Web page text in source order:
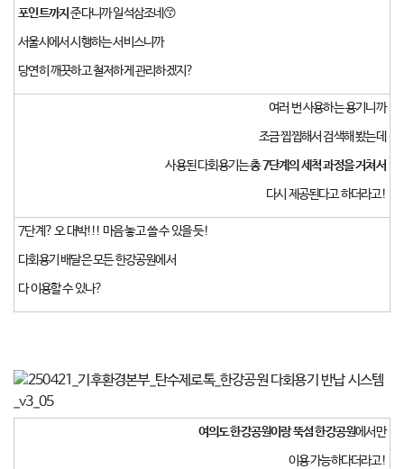
포인트까지 준다니까 일석삼조네😙
서울시에서 시행하는 서비스니까
당연히 깨끗하고 철저하게 관리하겠지?
여러 번 사용하는 용기니까
조금 찝찝해서 검색해 봤는데
사용된 다회용기는총 7단계의 세척 과정을 거쳐서
다시 제공된다고 하더라고!
7단계? 오 대박!!! 마음 놓고 쓸 수 있을 듯!
다회용기 배달은 모든 한강공원에서
다 이용할 수 있나?
여의도 한강공원이랑 뚝섬 한강공원에서만
이용 가능하다더라고!